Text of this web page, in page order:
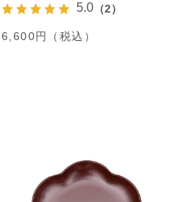
5.0 （2）
6,600円（税込）